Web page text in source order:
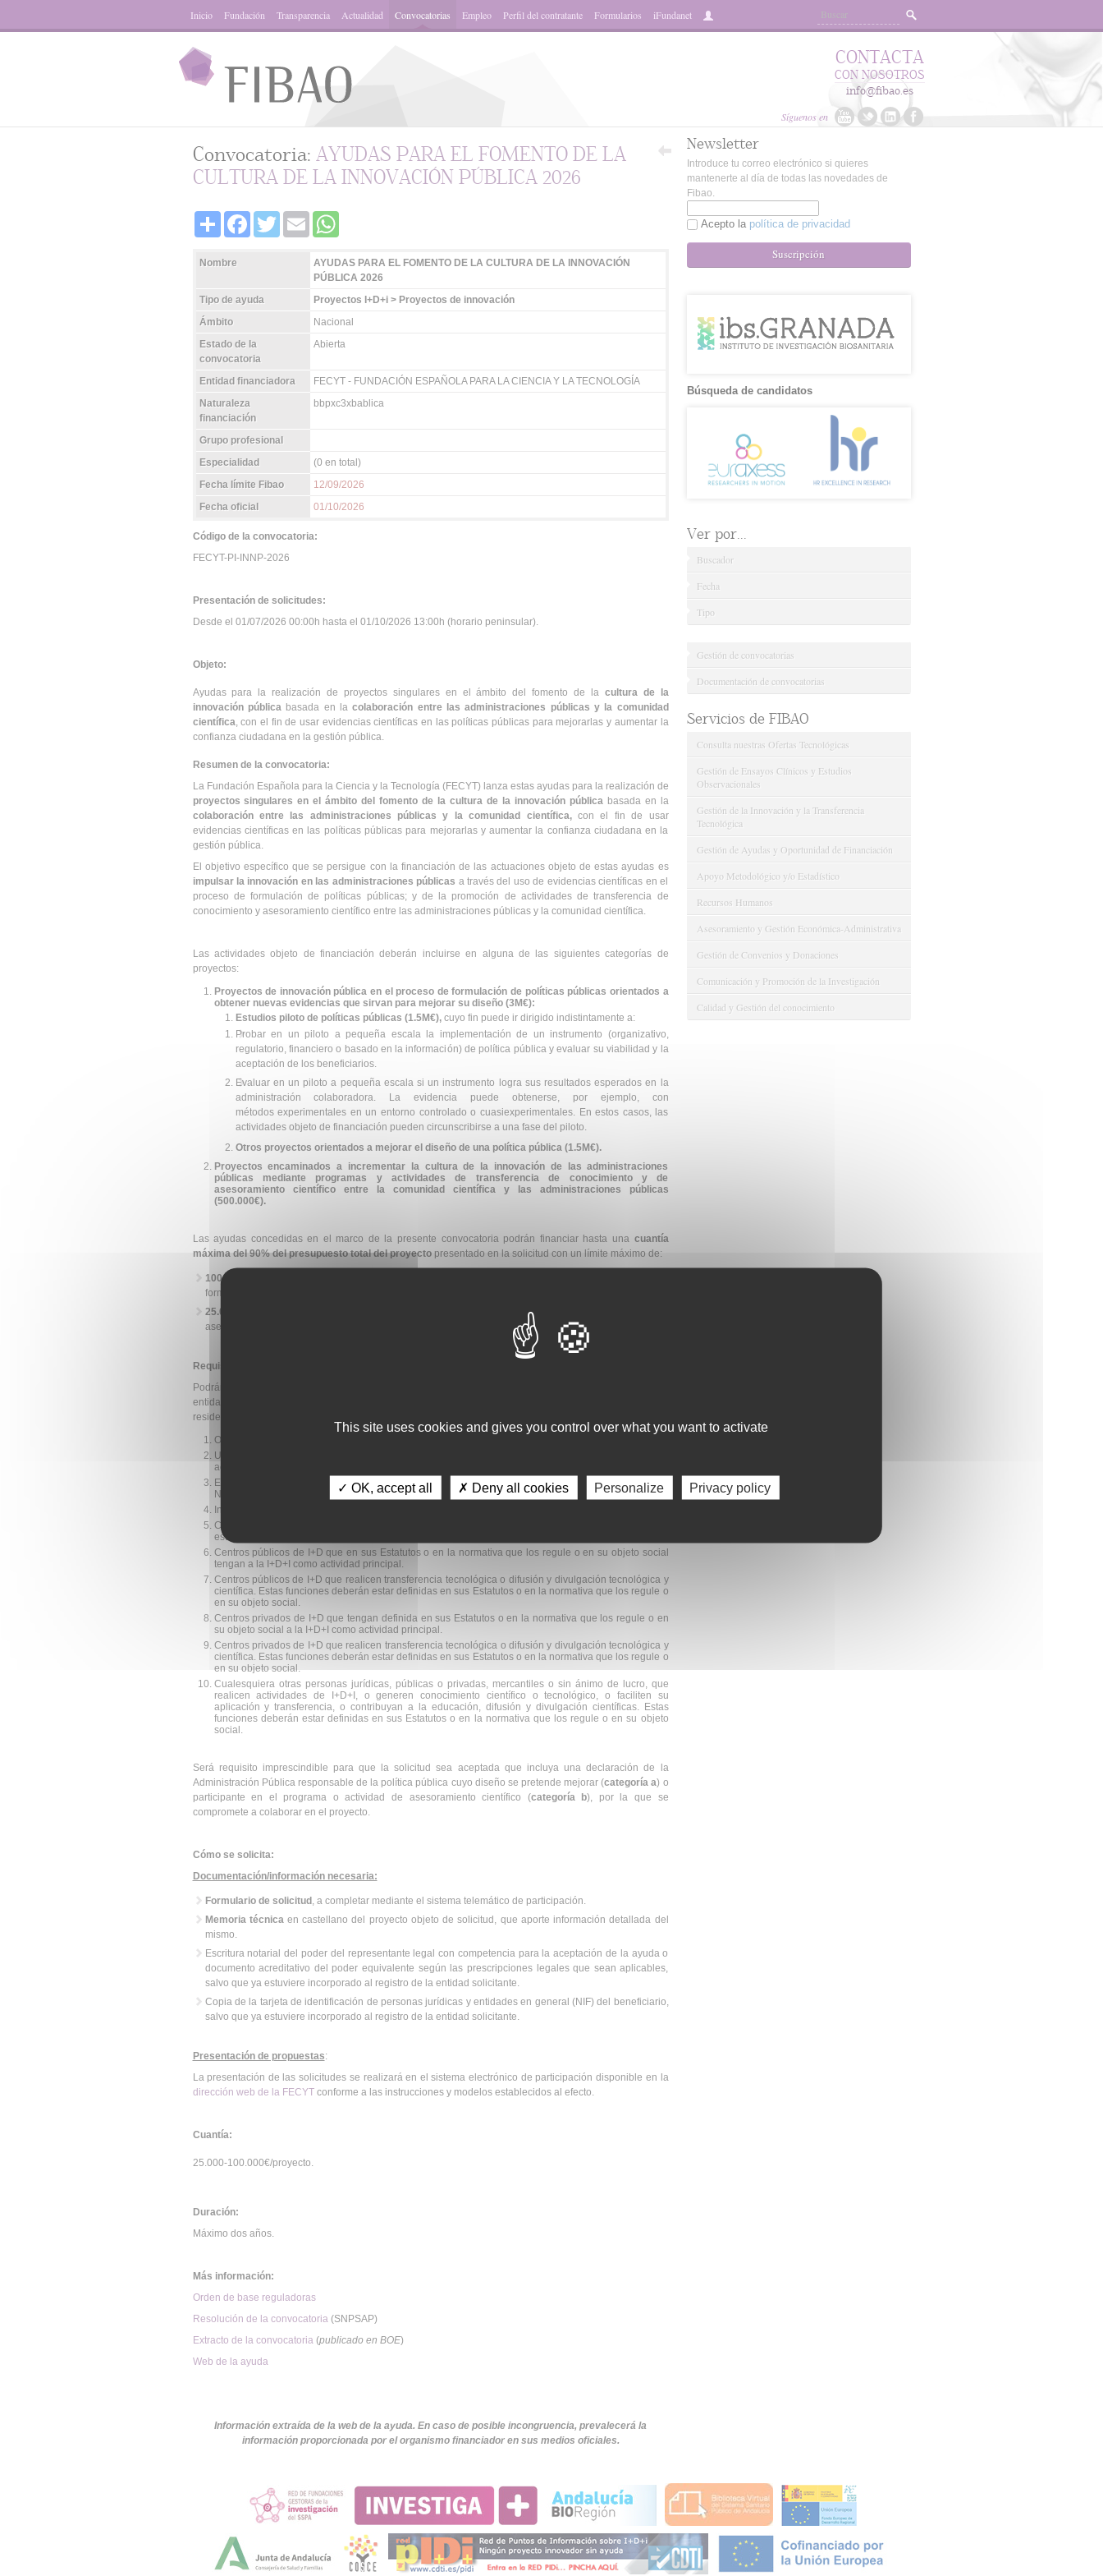
Inicio Fundación Transparencia Actualidad Convocatorias Empleo Perfil del contratante Formularios iFundanet
Síguenos en
CONTACTA
CON NOSOTROS
info@fibao.es
Convocatoria: AYUDAS PARA EL FOMENTO DE LA
CULTURA DE LA INNOVACIÓN PÚBLICA 2026
Share FacebookTwitter Email
Nombre
AYUDAS PARA EL FOMENTO DE LA CULTURA DE LA INNOVACIÓN
PÚBLICA 2026
Tipo de ayuda
Proyectos I+D+i > Proyectos de innovación
Ámbito
Nacional
Estado de la
convocatoria
Abierta
Entidad financiadora
FECYT - FUNDACIÓN ESPAÑOLA PARA LA CIENCIA Y LA TECNOLOGÍA
Naturaleza
financiación
bbpxc3xbablica
Grupo profesional
Especialidad
(0 en total)
Fecha límite Fibao
12/09/2026
Fecha oficial
01/10/2026
Código de la convocatoria:
FECYT-PI-INNP-2026
Presentación de solicitudes:
Desde el 01/07/2026 00:00h hasta el 01/10/2026 13:00h (horario peninsular).
Objeto:
Ayudas para la realización de proyectos singulares en el ámbito del fomento de la cultura de la
innovación públicabasada en lacolaboración entre las administraciones públicas y la comunidad
científica, con el fin de usar evidencias científicas en las políticas públicas para mejorarlas y aumentar la
confianza ciudadana en la gestión pública.
Resumen de la convocatoria:
La Fundación Española para la Ciencia y la Tecnología (FECYT) lanza estas ayudas para la realización de
proyectos singulares en el ámbito del fomento de la cultura de la innovación públicabasada en la
colaboración entre las administraciones públicas y la comunidad científica,con el fin de usar
evidencias científicas en las políticas públicas para mejorarlas y aumentar la confianza ciudadana en la
gestión pública.
El objetivo específico que se persigue con la financiación de las actuaciones objeto de estas ayudas es
impulsar la innovación en las administraciones públicas a través del uso de evidencias científicas en el
proceso de formulación de políticas públicas; y de la promoción de actividades de transferencia de
conocimiento y asesoramiento científico entre las administraciones públicas y la comunidad científica.
Las actividades objeto de financiación deberán incluirse en alguna de las siguientes categorías de
proyectos:
Proyectos de innovación pública en el proceso de formulación de políticas públicas orientados a
obtener nuevas evidencias que sirvan para mejorar su diseño (3M€):
Estudios piloto de políticas públicas (1.5M€), cuyo fin puede ir dirigido indistintamente a:
Probar en un piloto a pequeña escala la implementación de un instrumento (organizativo,
regulatorio, financiero o basado en la información) de política pública y evaluar su viabilidad y la
aceptación de los beneficiarios.
Evaluar en un piloto a pequeña escala si un instrumento logra sus resultados esperados en la
administración colaboradora. La evidencia puede obtenerse, por ejemplo, con
métodos experimentales en un entorno controlado o cuasiexperimentales. En estos casos, las
actividades objeto de financiación pueden circunscribirse a una fase del piloto.
Otros proyectos orientados a mejorar el diseño de una política pública (1.5M€).
Proyectos encaminados a incrementar la cultura de la innovación de las administraciones
públicas mediante programas y actividades de transferencia de conocimiento y de
asesoramiento científico entre la comunidad científica y las administraciones públicas
(500.000€).
Las ayudas concedidas en el marco de la presente convocatoria podrán financiar hasta una cuantía
máxima del 90% del presupuesto total del proyectopresentado en la solicitud con un límite máximo de:
100.000 euros por solicitud
formulación de políticas públicas de la
25.000 euros
en el caso de los proyectos de fomento de la transferencia de conocimiento y del
asesoramiento científico en las políticas públicas de la
Requisitos de los solicitantes:
Podrán tener la condición de beneficiarias de las ayudas objeto de esta convocatoria las siguientes
entidades con personalidad jurídica propia, siempre que estén válidamente constituidas y tengan
residencia fiscal o establecimiento permanente en España:
Organismos públicos de investigación (OPIs).
Universidades públicas, sus Institutos universitarios, y las Universidades privadas con capacidad y
actividad demostrada en I+D+I.
Entidades e instituciones sanitarias públicas y privadas vinculadas o concertadas con el Sistema
Nacional de Salud, que desarrollen actividad investigadora.
Institutos de investigación sanitaria acreditados.
Centros tecnológicos de ámbito estatal y centros de apoyo a la innovación tecnológica de ámbito
estatal que estén inscritos en el correspondiente Registro de centros.
Centros públicos de I+D que en sus Estatutos o en la normativa que los regule o en su objeto social
tengan a la I+D+I como actividad principal.
Centros públicos de I+D que realicen transferencia tecnológica o difusión y divulgación tecnológica y
científica. Estas funciones deberán estar definidas en sus Estatutos o en la normativa que los regule o
en su objeto social.
Centros privados de I+D que tengan definida en sus Estatutos o en la normativa que los regule o en
su objeto social a la I+D+I como actividad principal.
Centros privados de I+D que realicen transferencia tecnológica o difusión y divulgación tecnológica y
científica. Estas funciones deberán estar definidas en sus Estatutos o en la normativa que los regule o
en su objeto social.
Cualesquiera otras personas jurídicas, públicas o privadas, mercantiles o sin ánimo de lucro, que
realicen actividades de I+D+I, o generen conocimiento científico o tecnológico, o faciliten su
aplicación y transferencia, o contribuyan a la educación, difusión y divulgación científicas. Estas
funciones deberán estar definidas en sus Estatutos o en la normativa que los regule o en su objeto
social.
Será requisito imprescindible para que la solicitud sea aceptada que incluya una declaración de la
Administración Pública responsable de la política pública cuyo diseño se pretende mejorar (categoría a) o
participante en el programa o actividad de asesoramiento científico (categoría b), por la que se
compromete a colaborar en el proyecto.
Cómo se solicita:
Documentación/información necesaria:
Formulario de solicitud , a completar mediante el sistema telemático de participación.
Memoria técnicaen castellano del proyecto objeto de solicitud, que aporte información detallada del
mismo.
Escritura notarial del poder del representante legal con competencia para la aceptación de la ayuda o
documento acreditativo del poder equivalente según las prescripciones legales que sean aplicables,
salvo que ya estuviere incorporado al registro de la entidad solicitante.
Copia de la tarjeta de identificación de personas jurídicas y entidades en general (NIF) del beneficiario,
salvo que ya estuviere incorporado al registro de la entidad solicitante.
Presentación de propuestas:
La presentación de las solicitudes se realizará en el sistema electrónico de participación disponible en la
dirección web de la FECYTconforme a las instrucciones y modelos establecidos al efecto.
Cuantía:
25.000-100.000€/proyecto.
Duración:
Máximo dos años.
Más información:
Orden de base reguladoras
Resolución de la convocatoria(SNPSAP)
Extracto de la convocatoria(publicado en BOE)
Web de la ayuda
Información extraída de la web de la ayuda. En caso de posible incongruencia, prevalecerá la
información proporcionada por el organismo financiador en sus medios oficiales.
Newsletter
Introduce tu correo electrónico si quieres
mantenerte al día de todas las novedades de
Fibao.
Acepto la política de privacidad
Suscripción
Búsqueda de candidatos
Ver por...
Buscador
Fecha
Tipo
Gestión de convocatorias
Documentación de convocatorias
Servicios de FIBAO
Consulta nuestras Ofertas Tecnológicas
Gestión de Ensayos Clínicos y Estudios
Observacionales
Gestión de la Innovación y la Transferencia
Tecnológica
Gestión de Ayudas y Oportunidad de Financiación
Apoyo Metodológico y/o Estadístico
Recursos Humanos
Asesoramiento y Gestión Económica-Administrativa
Gestión de Convenios y Donaciones
Comunicación y Promoción de la Investigación
Calidad y Gestión del conocimiento
This site uses cookies and gives you control over what you want to activate
✓ OK, accept all ✗ Deny all cookies Personalize Privacy policy